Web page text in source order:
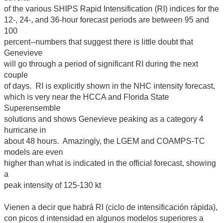
of the various SHIPS Rapid Intensification (RI) indices for the
12-, 24-, and 36-hour forecast periods are between 95 and
100
percent--numbers that suggest there is little doubt that
Genevieve
will go through a period of significant RI during the next
couple
of days. RI is explicitly shown in the NHC intensity forecast,
which is very near the HCCA and Florida State
Superensemble
solutions and shows Genevieve peaking as a category 4
hurricane in
about 48 hours. Amazingly, the LGEM and COAMPS-TC
models are even
higher than what is indicated in the official forecast, showing
a
peak intensity of 125-130 kt
Vienen a decir que habrá RI (ciclo de intensificación rápida),
con picos d intensidad en algunos modelos superiores a